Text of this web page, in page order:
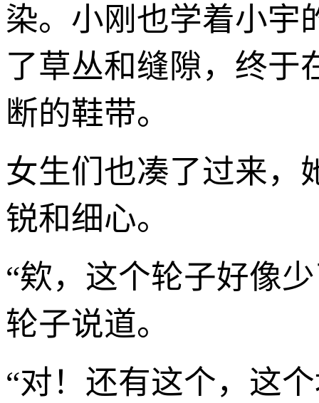
染。小刚也学着小宇
了草丛和缝隙，终于
断的鞋带。
女生们也凑了过来，
锐和细心。
“欸，这个轮子好像
轮子说道。
“对！还有这个，这